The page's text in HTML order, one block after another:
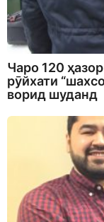
Чаро 120
рӯйхати
ворид шуданд